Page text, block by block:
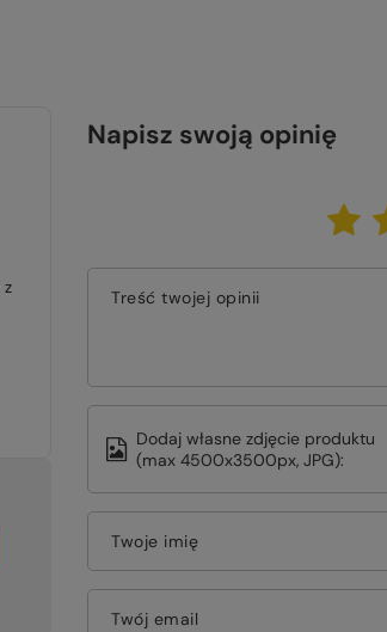
Napisz swoją opinię
Treść twojej opinii
Dodaj własne zdjęcie produktu
(max 4500x3500px, JPG):
Twoje imię
Twój email